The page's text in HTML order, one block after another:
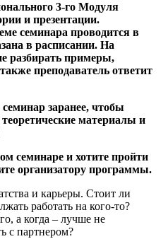
3-го Модуля
и презентации.
семинара проводится в
в расписании. На
разбирать примеры,
преподаватель ответит
заранее, чтобы
материалы и
семинаре и хотите пройти
организатору программы.
и карьеры. Стоит ли
работать на кого-то?
а когда – лучше не
с партнером?